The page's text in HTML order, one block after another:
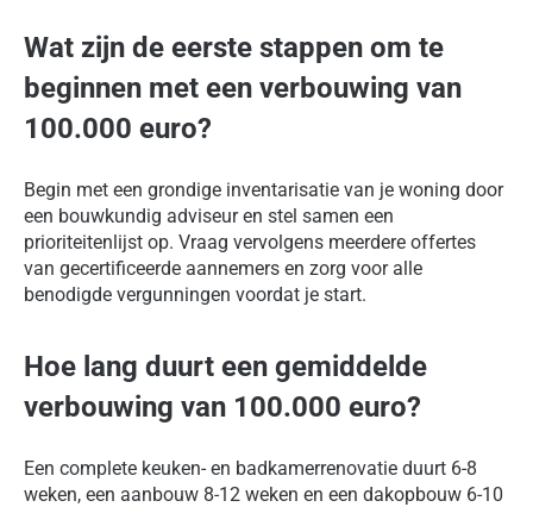
Wat zijn de eerste stappen om te
beginnen met een verbouwing van
100.000 euro?
Begin met een grondige inventarisatie van je woning door
een bouwkundig adviseur en stel samen een
prioriteitenlijst op. Vraag vervolgens meerdere offertes
van gecertificeerde aannemers en zorg voor alle
benodigde vergunningen voordat je start.
Hoe lang duurt een gemiddelde
verbouwing van 100.000 euro?
Een complete keuken- en badkamerrenovatie duurt 6-8
weken, een aanbouw 8-12 weken en een dakopbouw 6-10